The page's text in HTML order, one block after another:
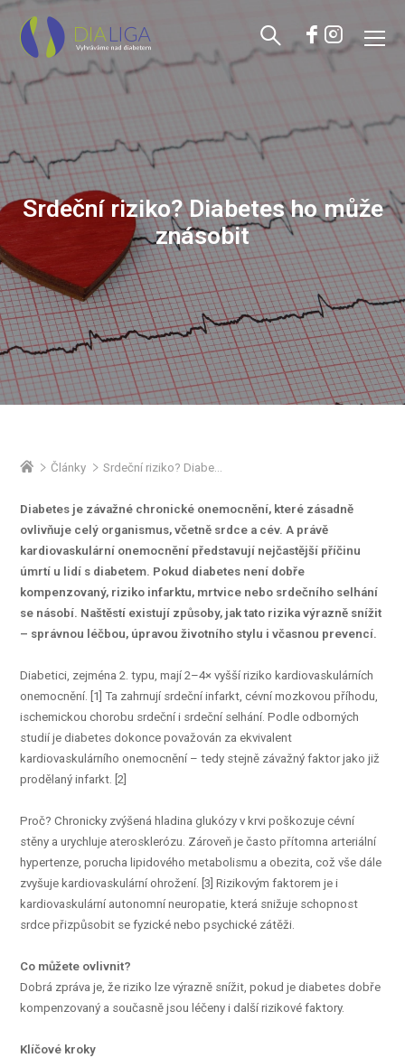
Srdeční riziko? Diabetes ho může
znásobit
Články
Diabetes je závažné chronické onemocnění, které zásadně
ovlivňuje celý organismus, včetně srdce a cév. A právě
kardiovaskulární onemocnění představují nejčastější příčinu
úmrtí u lidí s diabetem. Pokud diabetes není dobře
kompenzovaný, riziko infarktu, mrtvice nebo srdečního selhání
se násobí. Naštěstí existují způsoby, jak tato rizika výrazně snížit
– správnou léčbou, úpravou životního stylu i včasnou prevencí.
Diabetici, zejména 2. typu, mají 2–4× vyšší riziko kardiovaskulárních
onemocnění. [1] Ta zahrnují srdeční infarkt, cévní mozkovou příhodu,
ischemickou chorobu srdeční i srdeční selhání. Podle odborných
studií je diabetes dokonce považován za ekvivalent
kardiovaskulárního onemocnění – tedy stejně závažný faktor jako již
prodělaný infarkt. [2]
Proč? Chronicky zvýšená hladina glukózy v krvi poškozuje cévní
stěny a urychluje aterosklerózu. Zároveň je často přítomna arteriální
hypertenze, porucha lipidového metabolismu a obezita, což vše dále
zvyšuje kardiovaskulární ohrožení. [3] Rizikovým faktorem je i
kardiovaskulární autonomní neuropatie, která snižuje schopnost
srdce přizpůsobit se fyzické nebo psychické zátěži.
Co můžete ovlivnit?
Dobrá zpráva je, že riziko lze výrazně snížit, pokud je diabetes dobře
kompenzovaný a současně jsou léčeny i další rizikové faktory.
Klíčové kroky